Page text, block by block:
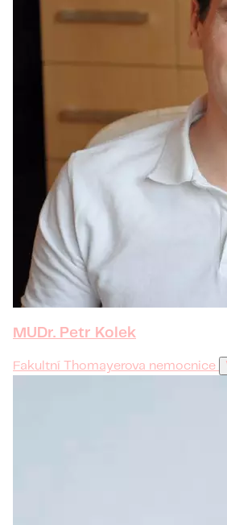
MUDr. Petr Kolek
Fakultní Thomayerova nemocnice